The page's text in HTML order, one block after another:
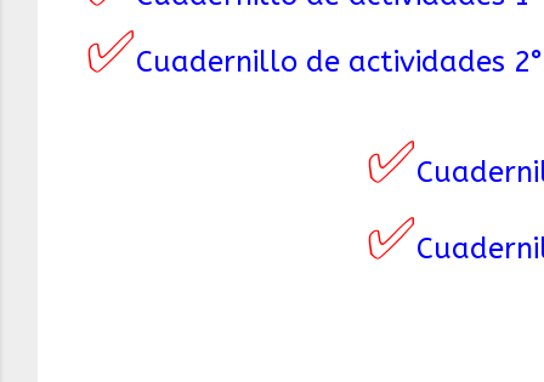
✅Cuadernillo de actividades 2°
✅
✅